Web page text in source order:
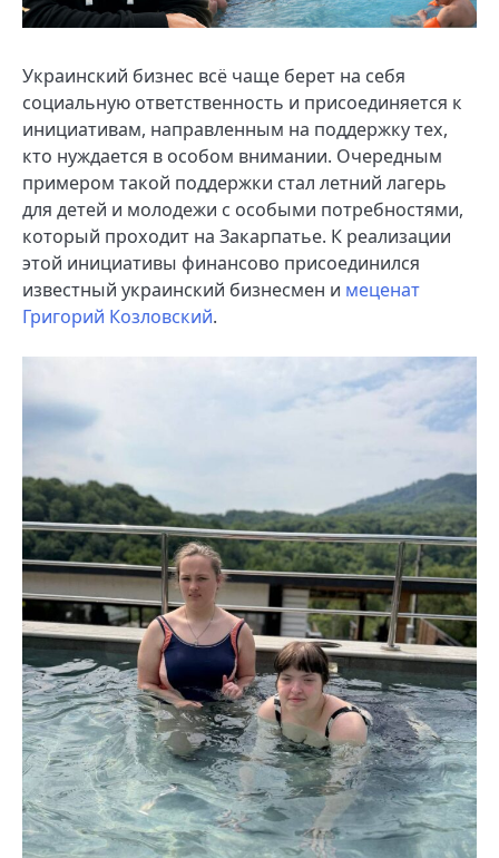
Украинский бизнес всё чаще берет на себя
социальную ответственность и присоединяется к
инициативам, направленным на поддержку тех,
кто нуждается в особом внимании. Очередным
примером такой поддержки стал летний лагерь
для детей и молодежи с особыми потребностями,
который проходит на Закарпатье. К реализации
этой инициативы финансово присоединился
известный украинский бизнесмен и меценат
Григорий Козловский.